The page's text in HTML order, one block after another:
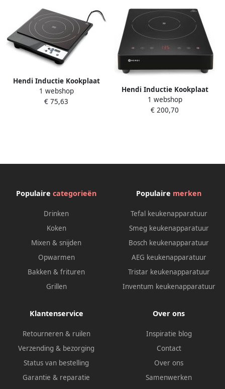
Hendi Inductie Kookplaat
Vrijstaand 1 Pits
Professionele Elektrische
1 webshop
€ 75,63
Hendi Inductie Kookplaat
Vrijstaand 1 Pits
Professionele Elektrische
1 webshop
€ 200,70
Populaire categorieën
Drinken
Koken
Mixen & snijden
Opwarmen
Bakken & frituren
Grillen
Populaire merken
Tefal keukenapparatuur
Smeg keukenapparatuur
Bosch keukenapparatuur
AEG keukenapparatuur
Tristar keukenapparatuur
Inventum keukenapparatuur
Klantenservice
Retourneren & ruilen
Verzending & bezorging
Status van bestelling
Garantie & reparatie
Over ons
Inspiratie blog
Contact
Over ons
Samenwerken